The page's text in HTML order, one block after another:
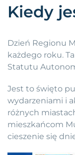
Kiedy
Dzień Regionu
każdego roku.
Statutu
Jest to święto
wydarzeniami i
różnych
mieszkańcom
cieszenie się